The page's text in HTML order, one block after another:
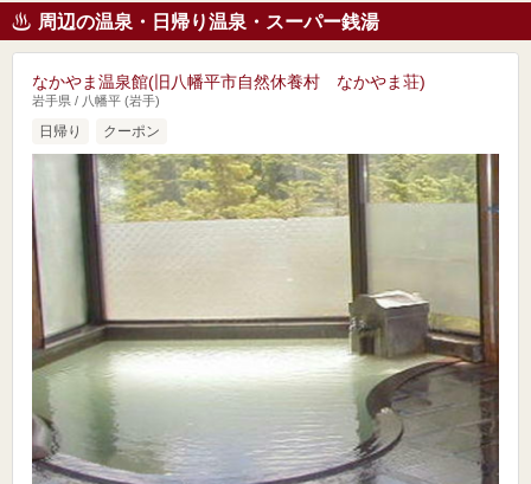
周辺の温泉・日帰り温泉・スーパー銭湯
なかやま温泉館(旧八幡平市自然休養村 なかやま荘)
岩手県 / 八幡平 (岩手)
日帰り クーポン